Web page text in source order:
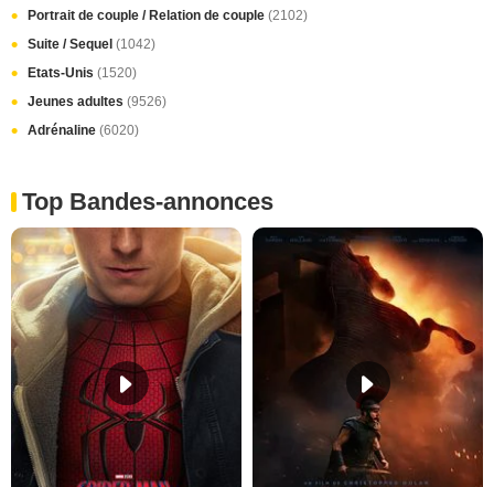
Portrait de couple / Relation de couple (2102)
Suite / Sequel (1042)
Etats-Unis (1520)
Jeunes adultes (9526)
Adrénaline (6020)
Top Bandes-annonces